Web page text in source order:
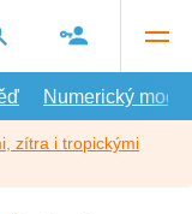
Numerický model
zítra i tropickými